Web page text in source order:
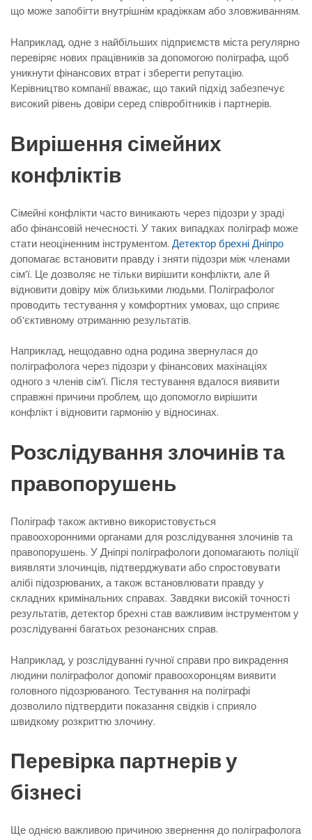
що може запобігти внутрішнім крадіжкам або зловживанням.
Наприклад, одне з найбільших підприємств міста регулярно
перевіряє нових працівників за допомогою поліграфа, щоб
уникнути фінансових втрат і зберегти репутацію.
Керівництво компанії вважає, що такий підхід забезпечує
високий рівень довіри серед співробітників і партнерів.
Вирішення сімейних
конфліктів
Сімейні конфлікти часто виникають через підозри у зраді
або фінансовій нечесності. У таких випадках поліграф може
стати неоціненним інструментом. Детектор брехні Дніпро
допомагає встановити правду і зняти підозри між членами
сім’ї. Це дозволяє не тільки вирішити конфлікти, але й
відновити довіру між близькими людьми. Поліграфолог
проводить тестування у комфортних умовах, що сприяє
об’єктивному отриманню результатів.
Наприклад, нещодавно одна родина звернулася до
поліграфолога через підозри у фінансових махінаціях
одного з членів сім’ї. Після тестування вдалося виявити
справжні причини проблем, що допомогло вирішити
конфлікт і відновити гармонію у відносинах.
Розслідування злочинів та
правопорушень
Поліграф також активно використовується
правоохоронними органами для розслідування злочинів та
правопорушень. У Дніпрі поліграфологи допомагають поліції
виявляти злочинців, підтверджувати або спростовувати
алібі підозрюваних, а також встановлювати правду у
складних кримінальних справах. Завдяки високій точності
результатів, детектор брехні став важливим інструментом у
розслідуванні багатьох резонансних справ.
Наприклад, у розслідуванні гучної справи про викрадення
людини поліграфолог допоміг правоохоронцям виявити
головного підозрюваного. Тестування на поліграфі
дозволило підтвердити показання свідків і сприяло
швидкому розкриттю злочину.
Перевірка партнерів у
бізнесі
Ще однією важливою причиною звернення до поліграфолога